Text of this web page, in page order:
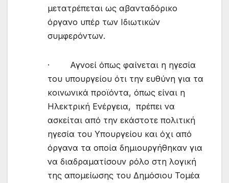
μετατρέπεται ως αβανταδόρικο
όργανο υπέρ των Ιδιωτικών
συμφερόντων.
· Αγνοεί όπως φαίνεται η ηγεσία
του υπουργείου ότι την ευθύνη για τα
κοινωνικά προϊόντα, όπως είναι η
Ηλεκτρική Ενέργεια, πρέπει να
ασκείται από την εκάστοτε πολιτική
ηγεσία του Υπουργείου και όχι από
όργανα τα οποία δημιουργήθηκαν για
να διαδραματίσουν ρόλο στη λογική
της απομείωσης του Δημόσιου Τομέα